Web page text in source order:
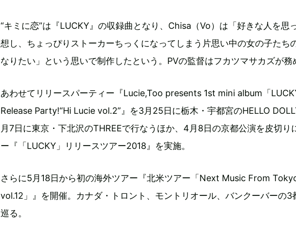
“キミに恋”は『LUCKY』の収録曲となり、Chisa（Vo）は「好きな人を思
想し、ちょっぴりストーカーちっくになってしまう片思い中の女の子たち
なりたい」という思いで制作したという。PVの監督はフカツマサカズが務
あわせてリリースパーティー『Lucie,Too presents 1st mini album「
Release Party!“Hi Lucie vol.2”』を3月25日に栃木・宇都宮のHELLO
月7日に東京・下北沢のTHREEで行なうほか、4月8日の京都公演を皮切り
ー『「LUCKY」リリースツアー2018』を実施。
さらに5月18日から初の海外ツアー『北米ツアー「Next Music From
vol.12」』を開催。カナダ・トロント、モントリオール、バンクーバーの3
巡る。